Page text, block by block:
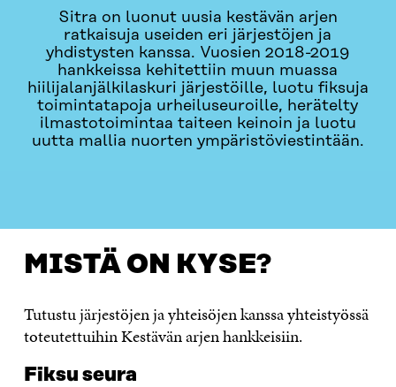
Sitra on luonut uusia kestävän arjen
ratkaisuja useiden eri järjestöjen ja
yhdistysten kanssa. Vuosien 2018-2019
hankkeissa kehitettiin muun muassa
hiilijalanjälkilaskuri järjestöille, luotu fiksuja
toimintatapoja urheiluseuroille, herätelty
ilmastotoimintaa taiteen keinoin ja luotu
uutta mallia nuorten ympäristöviestintään.
MISTÄ ON KYSE?
Tutustu järjestöjen ja yhteisöjen kanssa yhteistyössä
toteutettuihin Kestävän arjen hankkeisiin.
Fiksu seura